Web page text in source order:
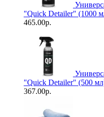
"Quick Detailer" (1000
465.00р.
"Quick Detailer" (500
367.00р.